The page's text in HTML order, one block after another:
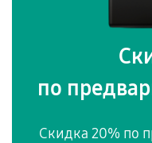
по
Скидка 20% по